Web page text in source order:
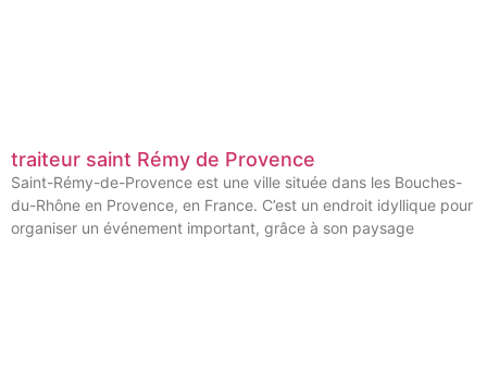
traiteur saint Rémy de Provence
Saint-Rémy-de-Provence est une ville située dans les Bouches-
du-Rhône en Provence, en France. C’est un endroit idyllique pour
organiser un événement important, grâce à son paysage